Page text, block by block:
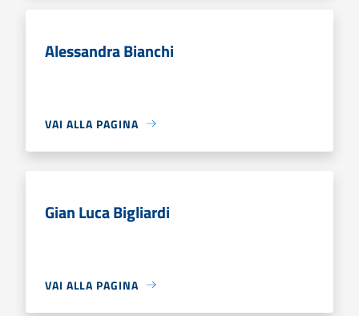
Alessandra Bianchi
VAI ALLA PAGINA
Gian Luca Bigliardi
VAI ALLA PAGINA